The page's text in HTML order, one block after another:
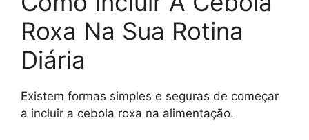
Roxa Na Sua Rotina
Diária
Existem formas simples e seguras de começar
a incluir a cebola roxa na alimentação.